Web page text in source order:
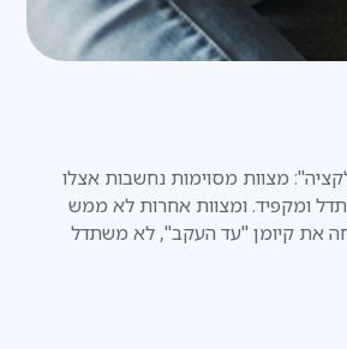
מצוות מסוימות נחשבות אצלו
ומקפיד. ומצוות אחרות לא ממש
את קיומן "עד העקב", לא משתדל